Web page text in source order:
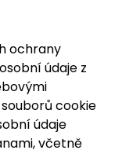
ochrany
údaje z
cookie
údaje
včetně